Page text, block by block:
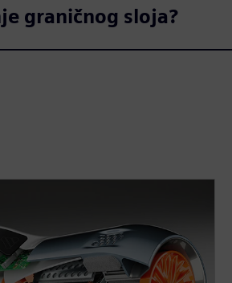
graničnog sloja?